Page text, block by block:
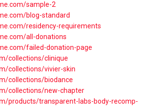
sample-2
blog-standard
residency-requirements
all-donations
failed-donation-page
collections/clinique
collections/vivier-skin
collections/biodance
collections/new-chapter
products/transparent-labs-body-recomp-